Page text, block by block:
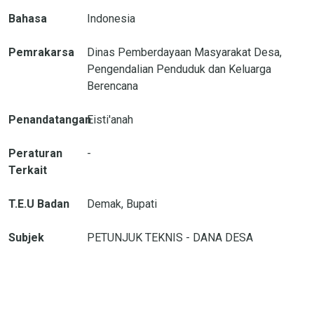
Bahasa Indonesia
Pemrakarsa
Dinas Pemberdayaan Masyarakat Desa,
Pengendalian Penduduk dan Keluarga
Berencana
PenandatanganEisti'anah
Peraturan
Terkait
-
T.E.U Badan Demak, Bupati
Subjek PETUNJUK TEKNIS - DANA DESA